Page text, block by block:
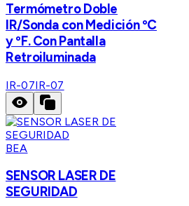
Termómetro Doble
IR/Sonda con Medición ºC
y ºF. Con Pantalla
Retroiluminada
IR-07IR-07
BEA
SENSOR LASER DE
SEGURIDAD